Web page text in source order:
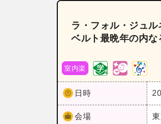
ラ・フォル・ジュ
ベルト最晩年の内な
室内楽
日時
会場